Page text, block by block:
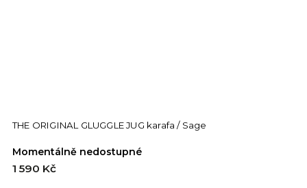
THE ORIGINAL GLUGGLE JUG karafa / Sage
Momentálně nedostupné
1 590 Kč